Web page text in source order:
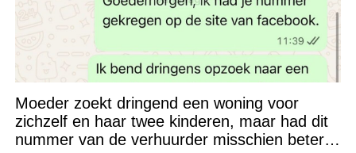
Moeder zoekt dringend een woning voor
zichzelf en haar twee kinderen, maar had dit
nummer van de verhuurder misschien beter